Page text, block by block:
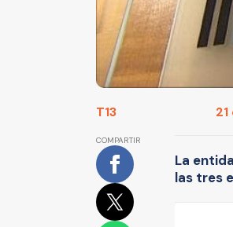
T13
COMPARTIR
La
las tres